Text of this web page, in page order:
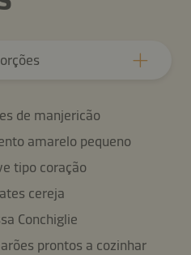
de manjericão
amarelo pequeno
tipo coração
cereja
Conchiglie
prontos a cozinhar